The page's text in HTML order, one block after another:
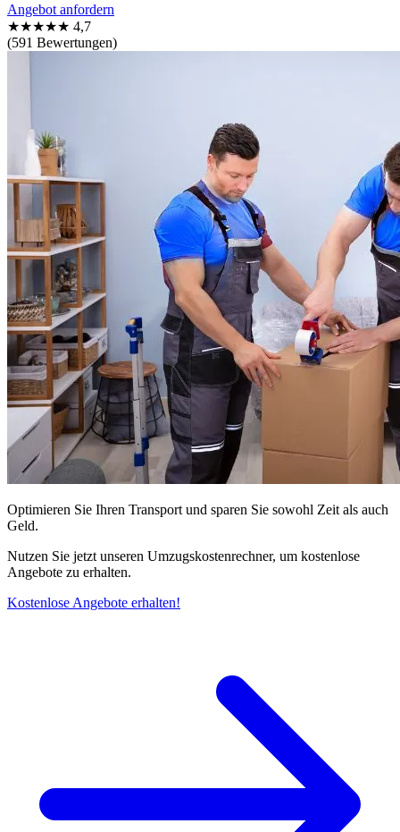
Angebot anfordern
★★★★★ 4,7
(591 Bewertungen)
Optimieren Sie Ihren Transport und sparen Sie sowohl Zeit als auch
Geld.
Nutzen Sie jetzt unseren Umzugskostenrechner, um kostenlose
Angebote zu erhalten.
Kostenlose Angebote erhalten!